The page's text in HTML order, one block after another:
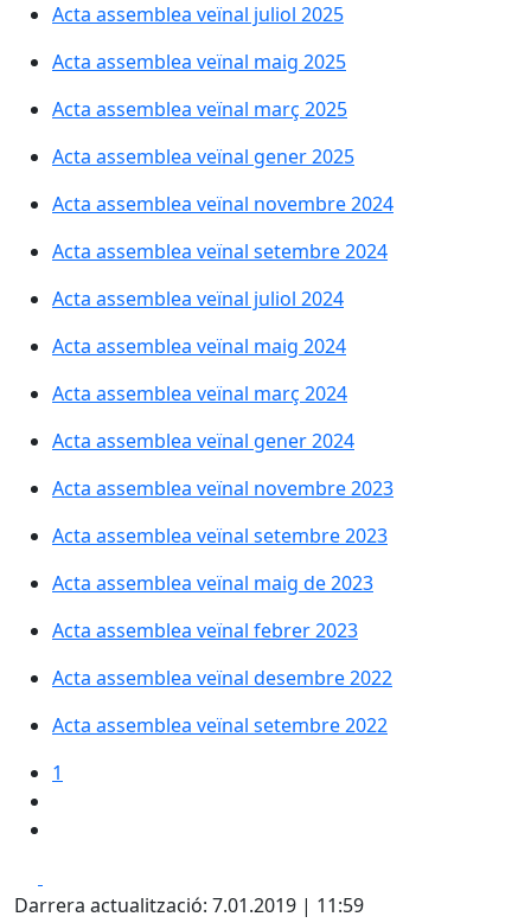
Acta assemblea veïnal juliol 2025
Acta assemblea veïnal maig 2025
Acta assemblea veïnal març 2025
Acta assemblea veïnal gener 2025
Acta assemblea veïnal novembre 2024
Acta assemblea veïnal setembre 2024
Acta assemblea veïnal juliol 2024
Acta assemblea veïnal maig 2024
Acta assemblea veïnal març 2024
Acta assemblea veïnal gener 2024
Acta assemblea veïnal novembre 2023
Acta assemblea veïnal setembre 2023
Acta assemblea veïnal maig de 2023
Acta assemblea veïnal febrer 2023
Acta assemblea veïnal desembre 2022
Acta assemblea veïnal setembre 2022
1
Darrera actualització: 7.01.2019 | 11:59